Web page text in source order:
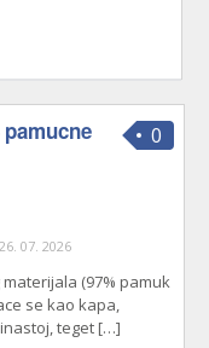
0
26. 07. 2026
(97% pamuk
se kao kapa,
teget […]